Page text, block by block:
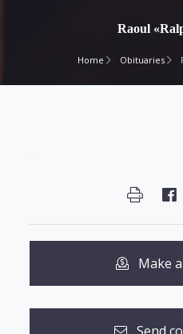
Raoul
Home Obituaries
Make